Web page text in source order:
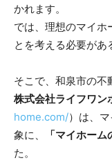
かれます。
では、理想のマイホ
とを考える必要があ
そこで、和泉市の不
株式会社ライフワン
home.com/）は、
象に、
「マイホー
た。